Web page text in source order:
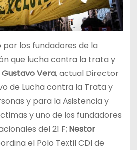
los fundadores de la
que lucha contra la trata y
Gustavo Vera, actual Director
de Lucha contra la Trata y
y para la Asistencia y
y uno de los fundadores
del 21 F; Nestor
el Polo Textil CDI de